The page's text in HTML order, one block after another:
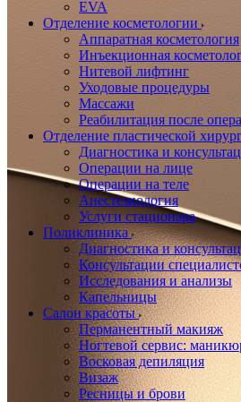
EVA
Отделение косметологии
Аппаратная косметология
Инъекционная
Нитевой лифтинг
Уходовые процедуры
Массажи
Реабилитация после
Отделение пластической
Диагностика и
Операции на лице
Операции на теле
Анестезиология
Услуги стационара
Поликлиника
Диагностика и
Консультации
Исследования и анализы
Капельницы
Салон красоты
Перманентный макияж
Ногтевой сервис:
Восковая депиляция
Визаж
Ресницы и брови